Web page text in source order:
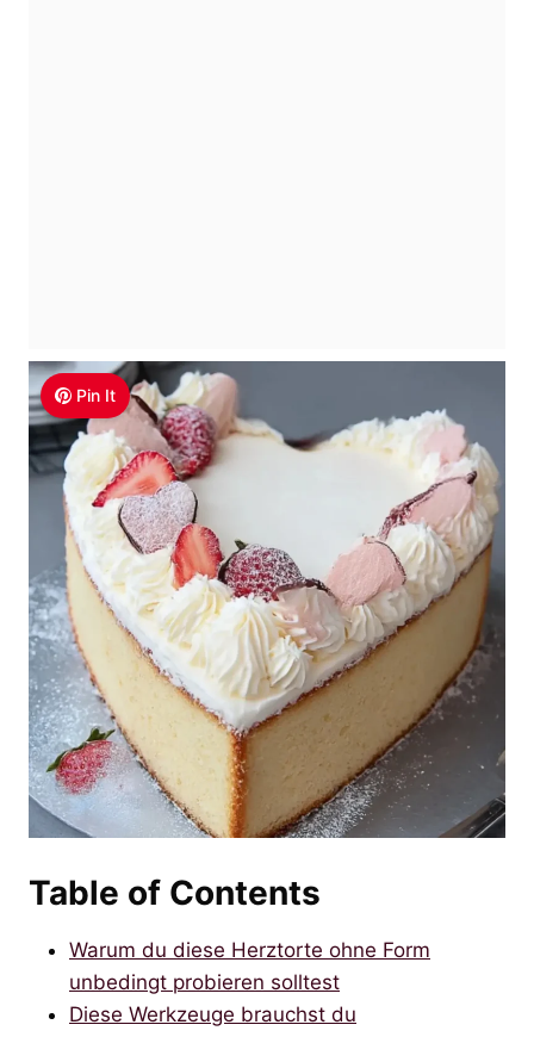
Pin It
Table of Contents
Warum du diese Herztorte ohne Form
unbedingt probieren solltest
Diese Werkzeuge brauchst du